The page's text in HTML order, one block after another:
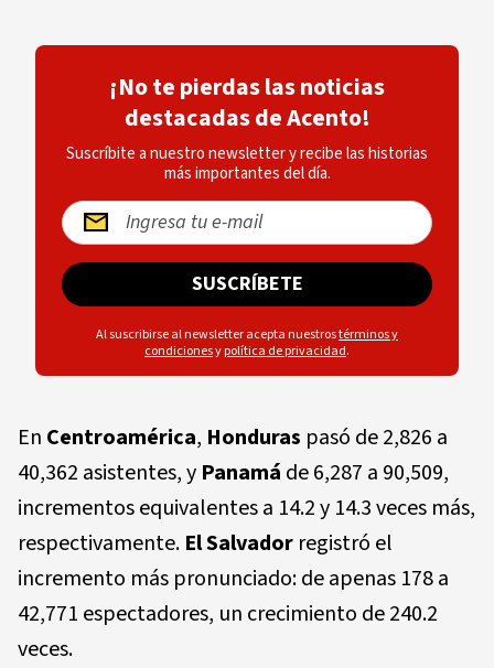
¡No te pierdas las noticias
destacadas de Acento!
Suscríbite a nuestro newsletter y recibe las historias
más importantes del día.
SUSCRÍBETE
Al suscribirse al newsletter acepta nuestrostérminos y
condicionesypolítica de privacidad.
En Centroamérica, Honduras pasó de 2,826 a
40,362 asistentes, y Panamá de 6,287 a 90,509,
incrementos equivalentes a 14.2 y 14.3 veces más,
respectivamente. El Salvador registró el
incremento más pronunciado: de apenas 178 a
42,771 espectadores, un crecimiento de 240.2
veces.